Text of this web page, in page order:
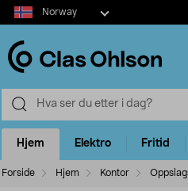
Select
market
Norway
Hjem Elektro Fritid
Forside Hjem Kontor